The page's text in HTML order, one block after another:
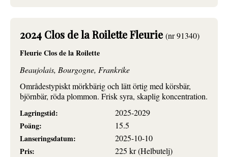
2024 Clos de la Roilette Fleurie (nr 91340)
Fleurie Clos de la Roilette
Beaujolais, Bourgogne, Frankrike
Områdestypiskt mörkbärig och lätt örtig med körsbär,
björnbär, röda plommon. Frisk syra, skaplig koncentration.
Lagringstid:
2025-2029
Poäng:
15.5
Lanseringsdatum:
2025-10-10
Pris:
225 kr (Helbutelj)